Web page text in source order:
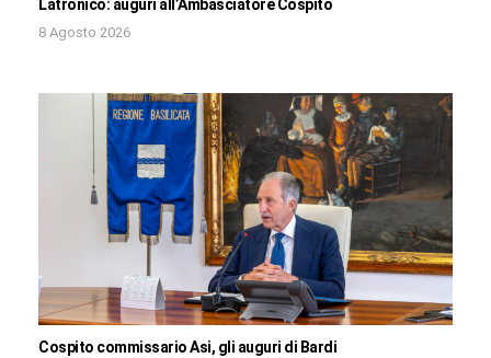
Latronico: auguri all’Ambasciatore Cospito
8 Agosto 2026
Cospito commissario Asi, gli auguri di Bardi